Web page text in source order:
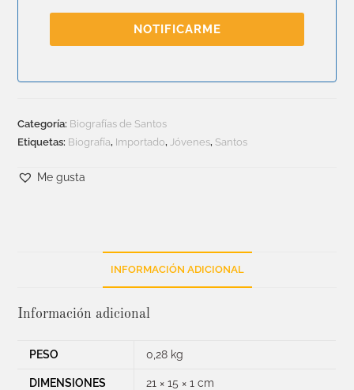
NOTIFICARME
Categoría: Biografías de Santos
Etiquetas: Biografía, Importado, Jóvenes,Santos
Me gusta
INFORMACIÓN ADICIONAL
Información adicional
PESO 0,28 kg
DIMENSIONES 21 × 15 × 1 cm